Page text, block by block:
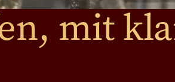
mit